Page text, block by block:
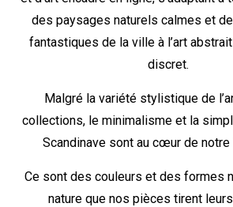
des paysages naturels calmes et
fantastiques de la ville à l’art
discret.
Malgré la variété stylistique de
collections, le minimalisme et la
Scandinave sont au cœur de notre
Ce sont des couleurs et des formes
nature que nos pièces tirent